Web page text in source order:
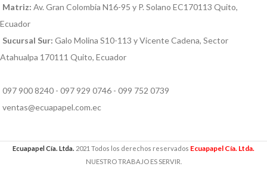
Matriz: Av. Gran Colombia N16-95 y P. Solano EC170113 Quito,
Ecuador
Sucursal Sur: Galo Molina S10-113 y Vicente Cadena, Sector
Atahualpa 170111 Quito, Ecuador
097 900 8240 - 097 929 0746 - 099 752 0739
ventas@ecuapapel.com.ec
Ecuapapel Cía. Ltda. 2021 Todos los derechos reservados Ecuapapel Cía. Ltda.
NUESTRO TRABAJO ES SERVIR.